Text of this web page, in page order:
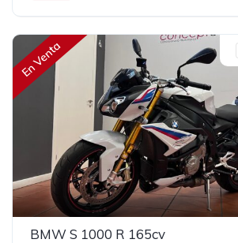
En Venta
BMW S 1000 R 165cv